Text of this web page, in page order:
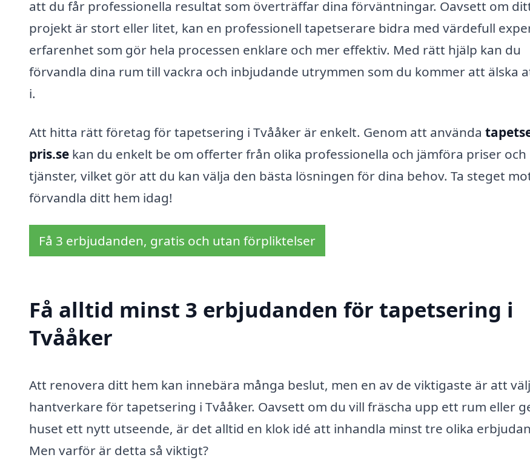
att du får professionella resultat som överträffar dina förväntningar. Oavsett om
projekt är stort eller litet, kan en professionell tapetserare bidra med värdefull
erfarenhet som gör hela processen enklare och mer effektiv. Med rätt hjälp kan du
förvandla dina rum till vackra och inbjudande utrymmen som du kommer att älska
i.
Att hitta rätt företag för tapetsering i Tvååker är enkelt. Genom att använda
pris.se kan du enkelt be om offerter från olika professionella och jämföra priser och
tjänster, vilket gör att du kan välja den bästa lösningen för dina behov. Ta steget
förvandla ditt hem idag!
Få 3 erbjudanden, gratis och utan förpliktelser
Få alltid minst 3 erbjudanden för tapetsering i
Tvååker
Att renovera ditt hem kan innebära många beslut, men en av de viktigaste är att
hantverkare för tapetsering i Tvååker. Oavsett om du vill fräscha upp ett rum eller
huset ett nytt utseende, är det alltid en klok idé att inhandla minst tre olika
Men varför är detta så viktigt?